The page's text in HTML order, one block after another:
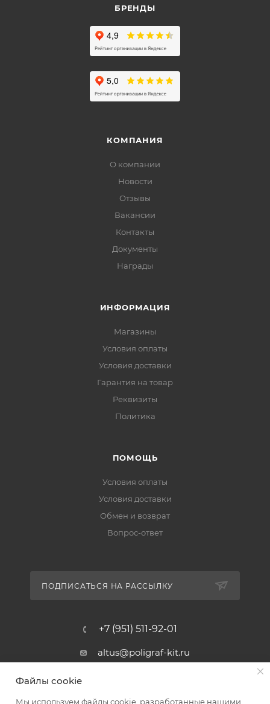
БРЕНДЫ
КОМПАНИЯ
О компании
Новости
Отзывы
Вакансии
Контакты
Документы
Награды
ИНФОРМАЦИЯ
Магазины
Условия оплаты
Условия доставки
Гарантия на товар
Реквизиты
Политика
ПОМОЩЬ
Условия оплаты
Условия доставки
Обмен и возврат
Вопрос-ответ
ПОДПИСАТЬСЯ НА РАССЫЛКУ
+7 (951) 511-92-01
altus@poligraf-kit.ru
Магазин-склад ТЦ "Альтус"
пос. Янтарный, Малое Зеленое
Файлы cookie
Мы используем файлы cookie, разработанные нашими